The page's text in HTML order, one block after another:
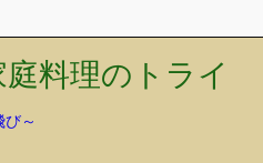
料理のトライ
～